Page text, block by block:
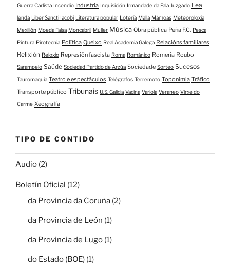
Guerra Carlista Incendio Industria Inquisición Irmandade da Fala Juzgado Lea
lenda Liber Sancti Iacobi Literatura popular Lotería Malla Mámoas Meteoroloxía
Mexillón Moeda Falsa Moncabril Muller Música Obra pública Peña F.C. Pesca
Pintura Pirotecnia Política Queixo Real Academia Galega Relacións familiares
Relixión Reloxio Represión fascista Roma Románico Romería Roubo
Sarampelo Saúde Sociedad Partido de Arzúa Sociedade Sorteo Sucesos
Tauromaquia Teatro e espectáculos Telégrafos Terremoto Toponimia Tráfico
Transporte público Tribunais U.S. Galicia Vacina Variola Veraneo Virxe do
Carme Xeografía
TIPO DE CONTIDO
Audio (2)
Boletín Oficial (12)
da Provincia da Coruña (2)
da Provincia de León (1)
da Provincia de Lugo (1)
do Estado (BOE) (1)